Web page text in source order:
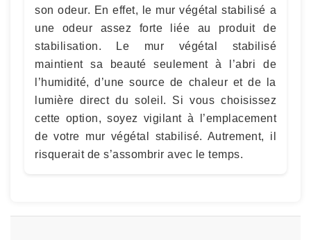
son odeur. En effet, le mur végétal stabilisé a
une odeur assez forte liée au produit de
stabilisation. Le mur végétal stabilisé
maintient sa beauté seulement à l’abri de
l’humidité, d’une source de chaleur et de la
lumière direct du soleil. Si vous choisissez
cette option, soyez vigilant à l’emplacement
de votre mur végétal stabilisé. Autrement, il
risquerait de s’assombrir avec le temps.